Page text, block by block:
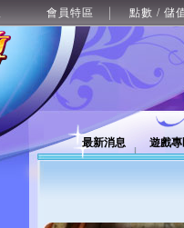
會員特區 點數 / 儲
最新消息 遊戲